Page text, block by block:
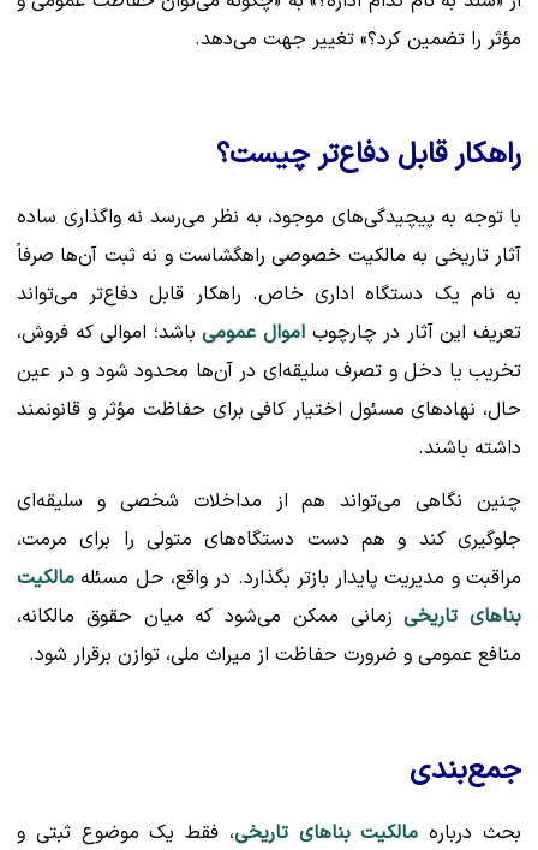
مؤثر را تضمین کرد؟» تغییر جهت می‌دهد.
راهکار قابل دفاع‌تر چیست؟
با توجه به پیچیدگی‌های موجود، به نظر می‌رسد نه واگذاری ساده
آثار تاریخی به مالکیت خصوصی راهگشاست و نه ثبت آن‌ها صرفاً
به نام یک دستگاه اداری خاص. راهکار قابل دفاع‌تر می‌تواند
تعریف این آثار در چارچوب اموال عمومیباشد؛ اموالی که فروش،
تخریب یا دخل و تصرف سلیقه‌ای در آن‌ها محدود شود و در عین
حال، نهادهای مسئول اختیار کافی برای حفاظت مؤثر و قانونمند
داشته باشند.
چنین نگاهی می‌تواند هم از مداخلات شخصی و سلیقه‌ای
جلوگیری کند و هم دست دستگاه‌های متولی را برای مرمت،
مراقبت و مدیریت پایدار بازتر بگذارد. در واقع، حل مسئله مالکیت
بناهای تاریخیزمانی ممکن می‌شود که میان حقوق مالکانه،
منافع عمومی و ضرورت حفاظت از میراث ملی، توازن برقرار شود.
جمع‌بندی
بحث درباره مالکیت بناهای تاریخی، فقط یک موضوع ثبتی و